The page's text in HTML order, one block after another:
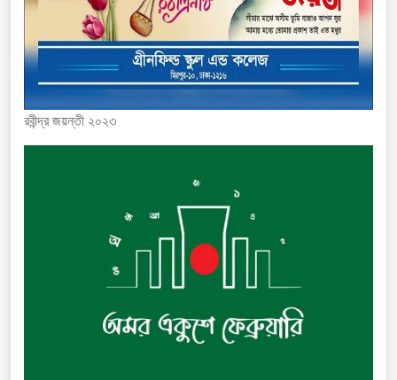
রবীন্দ্র জয়ন্তী ২০২৩